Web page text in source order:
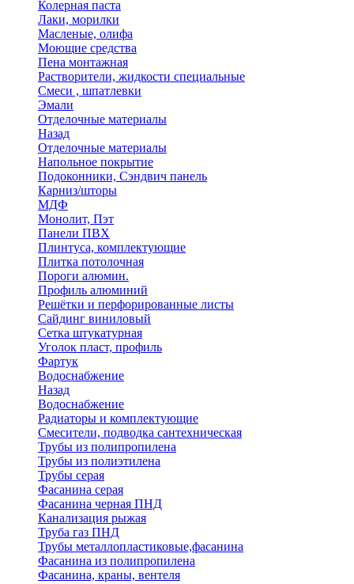
Колерная паста
Лаки, морилки
Масленые, олифа
Моющие средства
Пена монтажная
Растворители, жидкости специальные
Смеси , шпатлевки
Эмали
Отделочные материалы
Назад
Отделочные материалы
Напольное покрытие
Подоконники, Сэндвич панель
Карниз/шторы
МДФ
Монолит, Пэт
Панели ПВХ
Плинтуса, комплектующие
Плитка потолочная
Пороги алюмин.
Профиль алюминий
Решётки и перфорированные листы
Сайдинг виниловый
Сетка штукатурная
Уголок пласт, профиль
Фартук
Водоснабжение
Назад
Водоснабжение
Радиаторы и комплектующие
Смесители, подводка сантехническая
Трубы из полипропилена
Трубы из полиэтилена
Трубы серая
Фасанина серая
Фасанина черная ПНД
Канализация рыжая
Труба газ ПНД
Трубы металлопластиковые,фасанина
Фасанина из полипропилена
Фасанина, краны, вентеля